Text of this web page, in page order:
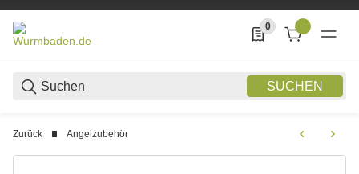
SUCHEN
0
0 Produkte in der
Zurück Angelzubehör